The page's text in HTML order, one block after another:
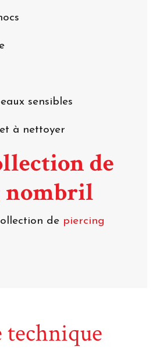
sensibles
à nettoyer
de
nombril
de piercing
technique